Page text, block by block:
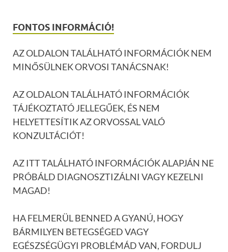
FONTOS INFORMÁCIÓ!
AZ OLDALON TALÁLHATÓ INFORMÁCIÓK NEM
MINŐSÜLNEK ORVOSI TANÁCSNAK!
AZ OLDALON TALÁLHATÓ INFORMÁCIÓK
TÁJÉKOZTATÓ JELLEGŰEK, ÉS NEM
HELYETTESÍTIK AZ ORVOSSAL VALÓ
KONZULTÁCIÓT!
AZ ITT TALÁLHATÓ INFORMÁCIÓK ALAPJÁN NE
PRÓBÁLD DIAGNOSZTIZÁLNI VAGY KEZELNI
MAGAD!
HA FELMERÜL BENNED A GYANÚ, HOGY
BÁRMILYEN BETEGSÉGED VAGY
EGÉSZSÉGÜGYI PROBLÉMÁD VAN, FORDULJ